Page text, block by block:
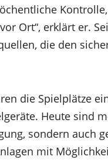
Ort“, erklärt er.
die den
die Spielplätze
Heute sind
sondern auch
mit